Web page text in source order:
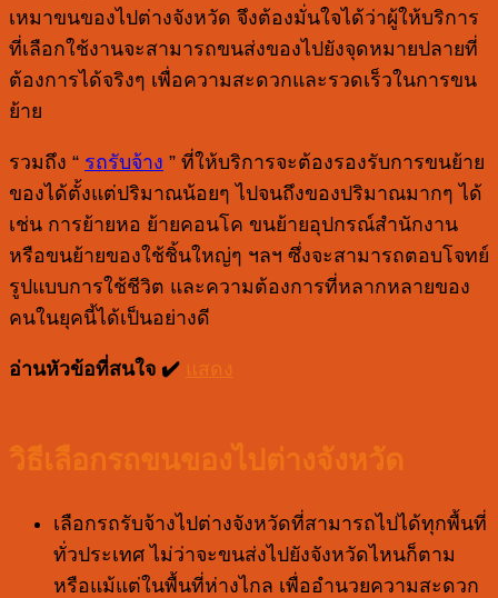
เหมาขนของไปต่างจังหวัด จึงต้องมั่นใจได้ว่าผู้ให้บริการ
ที่เลือกใช้งานจะสามารถขนส่งของไปยังจุดหมายปลายที่
ต้องการได้จริงๆ เพื่อความสะดวกและรวดเร็วในการขน
ย้าย
รวมถึง “ รถรับจ้าง ” ที่ให้บริการจะต้องรองรับการขนย้าย
ของได้ตั้งแต่ปริมาณน้อยๆ ไปจนถึงของปริมาณมากๆ ได้
เช่น การย้ายหอ ย้ายคอนโค ขนย้ายอุปกรณ์สำนักงาน
หรือขนย้ายของใช้ชิ้นใหญ่ๆ ฯลฯ ซึ่งจะสามารถตอบโจทย์
รูปแบบการใช้ชีวิต และความต้องการที่หลากหลายของ
คนในยุคนี้ได้เป็นอย่างดี
อ่านหัวข้อที่สนใจ ✔️ แสดง
วิธีเลือกรถขนของไปต่างจังหวัด
เลือกรถรับจ้างไปต่างจังหวัดที่สามารถไปได้ทุกพื้นที่
ทั่วประเทศ ไม่ว่าจะขนส่งไปยังจังหวัดไหนก็ตาม
หรือแม้แต่ในพื้นที่ห่างไกล เพื่ออำนวยความสะดวก